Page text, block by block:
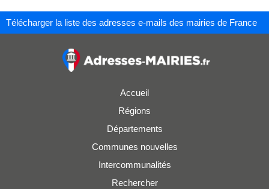
Télécharger la liste des adresses e-mails des mairies de France
Accueil
Régions
Départements
Communes nouvelles
Intercommunalités
Rechercher